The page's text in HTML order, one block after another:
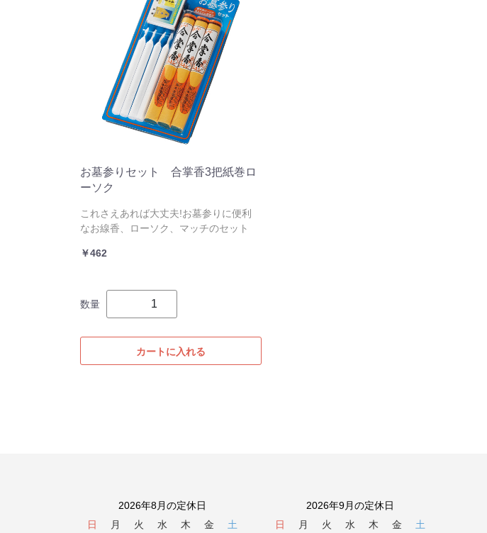
お墓参りセット 合掌香3把紙巻ロ
ーソク
これさえあれば大丈夫!お墓参りに便利
なお線香、ローソク、マッチのセット
￥462
数量
カートに入れる
2026年8月の定休日
日
月 火 水 木 金 土
2026年9月の定休日
日
月 火 水 木 金 土